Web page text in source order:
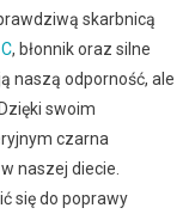
skarbnicą
, błonnik oraz silne
naszą odporność, ale
swoim
czarna
naszej diecie.
się do poprawy